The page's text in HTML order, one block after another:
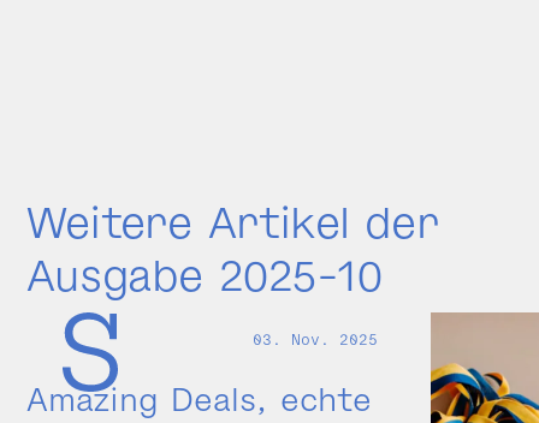
Weitere Artikel der
Ausgabe 2025-10
03. Nov. 2025
Amazing Deals, echte